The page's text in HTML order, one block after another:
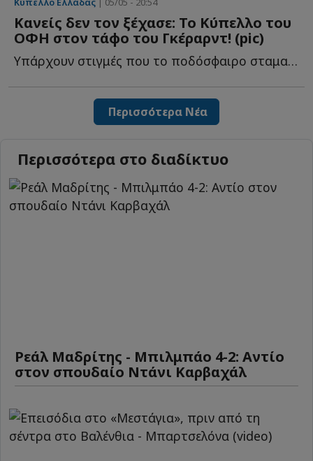
Κανείς δεν τον ξέχασε: Το Κύπελλο του
ΟΦΗ στον τάφο του Γκέραρντ! (pic)
Υπάρχουν στιγμές που το ποδόσφαιρο σταματά να είναι α...
Περισσότερα Νέα
Περισσότερα στο διαδίκτυο
Ρεάλ Μαδρίτης - Μπιλμπάο 4-2: Αντίο
στον σπουδαίο Ντάνι Καρβαχάλ